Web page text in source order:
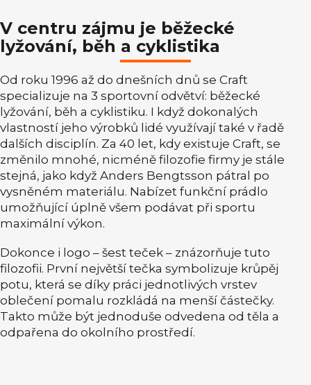
V centru zájmu je běžecké
lyžování, běh a cyklistika
Od roku 1996 až do dnešních dnů se Craft
specializuje na 3 sportovní odvětví: běžecké
lyžování, běh a cyklistiku. I když dokonalých
vlastností jeho výrobků lidé využívají také v řadě
dalších disciplín. Za 40 let, kdy existuje Craft, se
změnilo mnohé, nicméně filozofie firmy je stále
stejná, jako když Anders Bengtsson pátral po
vysněném materiálu. Nabízet funkční prádlo
umožňující úplně všem podávat při sportu
maximální výkon.
Dokonce i logo – šest teček – znázorňuje tuto
filozofii. První největší tečka symbolizuje krůpěj
potu, která se díky práci jednotlivých vrstev
oblečení pomalu rozkládá na menší částečky.
Takto může být jednoduše odvedena od těla a
odpařena do okolního prostředí.